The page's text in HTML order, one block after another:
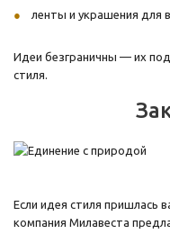
ленты и украшения для
Идеи безграничны — их
стиля.
Если идея стиля пришлась
компания Милавеста